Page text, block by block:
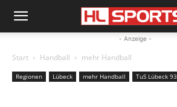
- Anzeige -
Start Handball mehr Handball
Regionen Lübeck mehr Handball TuS Lübeck 93